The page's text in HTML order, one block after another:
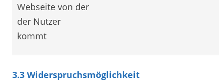
Webseite von der
der Nutzer
kommt
3.3 Widerspruchsmöglichkeit